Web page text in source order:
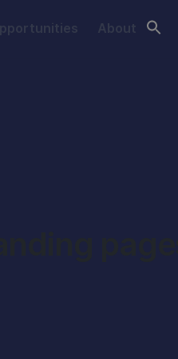
About
Share this: